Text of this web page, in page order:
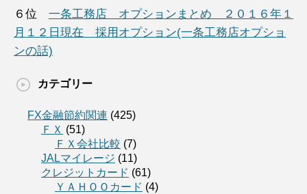
６位 一条工務店 オプションまとめ ２０１６年１
月１２日現在 採用オプション(一条工務店オプショ
ンの話)
カテゴリー
FX金融節約関連 (425)
ＦＸ (51)
ＦＸ会社比較 (7)
JALマイレージ (11)
クレジットカード (61)
ＹＡＨＯＯカード (4)